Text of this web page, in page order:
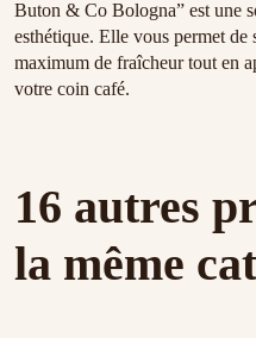
Buton & Co Bologna” est une
esthétique. Elle vous permet de
maximum de fraîcheur tout en
votre coin café.
16 autres
la même